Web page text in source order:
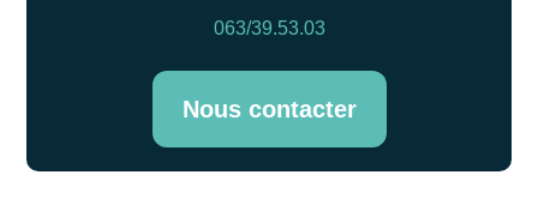
063/39.53.03
Nous contacter